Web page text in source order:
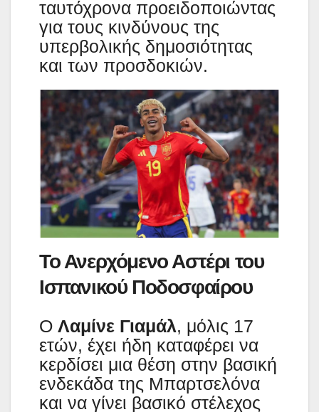
ταυτόχρονα προειδοποιώντας
για τους κινδύνους της
υπερβολικής δημοσιότητας
και των προσδοκιών.
Το Ανερχόμενο Αστέρι του
Ισπανικού Ποδοσφαίρου
Ο Λαμίνε Γιαμάλ, μόλις 17
ετών, έχει ήδη καταφέρει να
κερδίσει μια θέση στην βασική
ενδεκάδα της Μπαρτσελόνα
και να γίνει βασικό στέλεχος